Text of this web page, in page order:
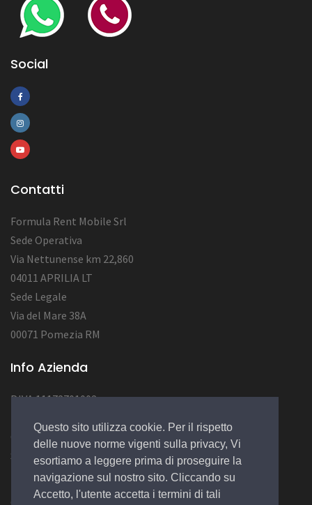
Questo sito utilizza cookie. Per il rispetto
delle nuove norme vigenti sulla privacy, Vi
esortiamo a leggere prima di proseguire la
navigazione sul nostro sito. Cliccando su
Accetto, l'utente accetta i termini di tali
Social
Contatti
Formula Rent Mobile Srl
Sede Operativa
Via Nettunense km 22,860
04011 APRILIA LT
Sede Legale
Via del Mare 38A
00071 Pomezia RM
Info Azienda
P.IVA 11172701002
Cap.Soc. : 12.000,00 EURO
Socio Unico
© 2022 Design byEGSoft